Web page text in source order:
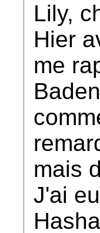
Lily,
Hier
me
mais
J'ai